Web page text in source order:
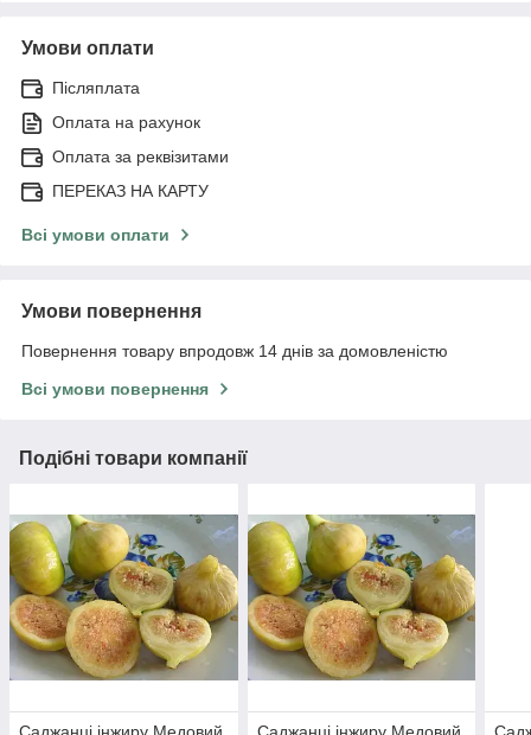
Умови оплати
Післяплата
Оплата на рахунок
Оплата за реквізитами
ПЕРЕКАЗ НА КАРТУ
Всі умови оплати
Умови повернення
Повернення товару впродовж 14 днів за домовленістю
Всі умови повернення
Подібні товари компанії